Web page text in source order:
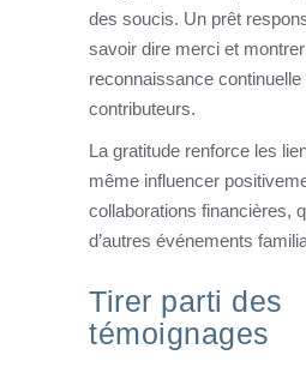
des soucis. Un prêt
savoir dire merci et
reconnaissance continuelle
contributeurs.
La gratitude renforce les
même influencer
collaborations financières,
d’autres événements
Tirer parti des
témoignages